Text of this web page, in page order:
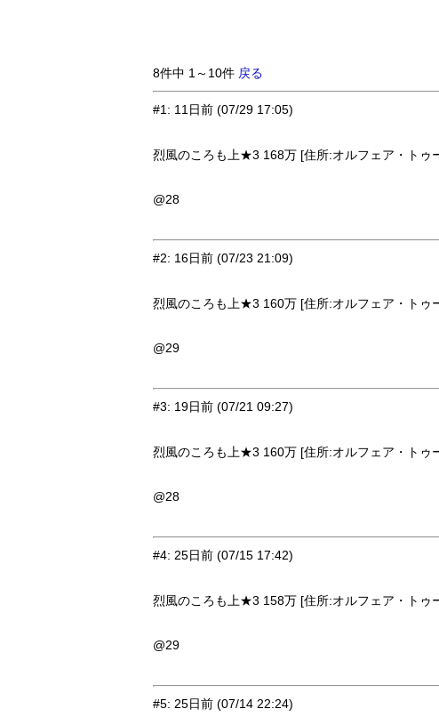
8件中 1～10件 戻る
#1: 11日前 (07/29 17:05)
烈風のころも上★3 168万 [住所:オルフェア・トゥ
@28
#2: 16日前 (07/23 21:09)
烈風のころも上★3 160万 [住所:オルフェア・トゥ
@29
#3: 19日前 (07/21 09:27)
烈風のころも上★3 160万 [住所:オルフェア・トゥ
@28
#4: 25日前 (07/15 17:42)
烈風のころも上★3 158万 [住所:オルフェア・トゥ
@29
#5: 25日前 (07/14 22:24)